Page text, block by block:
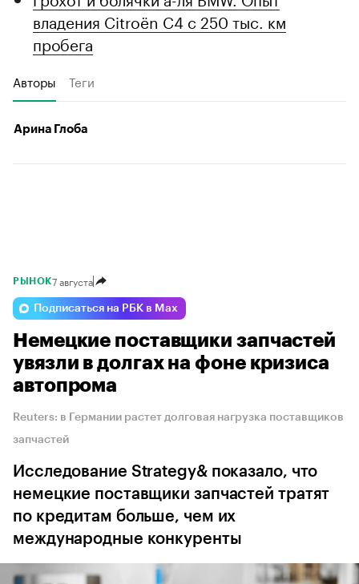
владения Citroёn C4 с 250 тыс. км
пробега
Авторы Теги
Арина Глоба
РЫНОК7 августа
Подписаться на РБК в Max
Немецкие поставщики запчастей
увязли в долгах на фоне кризиса
автопрома
Reuters: в Германии растет долговая нагрузка поставщиков
запчастей
Исследование Strategy& показало, что
немецкие поставщики запчастей тратят
по кредитам больше, чем их
международные конкуренты